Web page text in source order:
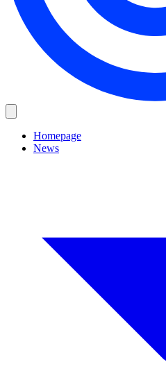
Homepage
News